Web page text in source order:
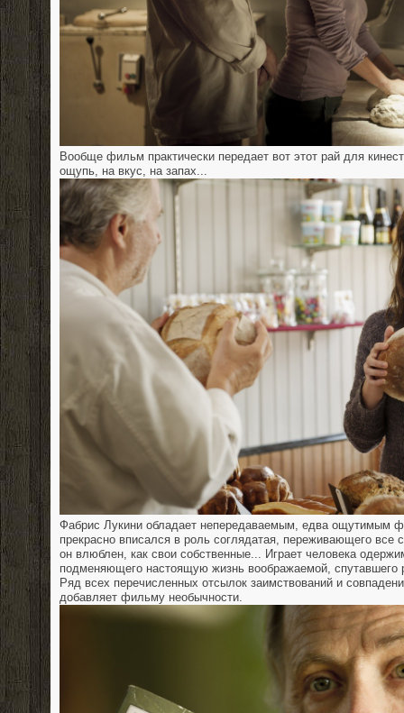
Вообще фильм практически передает вот этот рай для
ощупь, на вкус, на запах...
Фабрис Лукини обладает непередаваемым, едва ощутимым
прекрасно вписался в роль соглядатая, переживающего все
он влюблен, как свои собственные... Играет человека
подменяющего настоящую жизнь воображаемой,
Ряд всех перечисленных отсылок заимствований и
добавляет фильму необычности.